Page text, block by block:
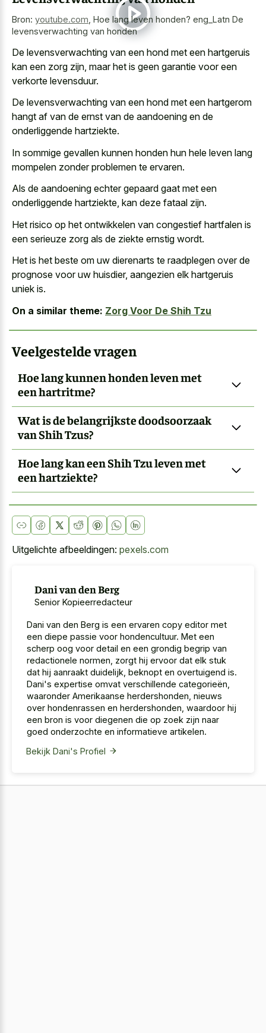
Bron: youtube.com Hoe lang leven honden? eng_Latn De
levensverwachting van honden
De levensverwachting van een hond met een hartgeruis
kan een zorg zijn, maar het is geen garantie voor een
verkorte levensduur.
De levensverwachting van een hond met een hartgerom
hangt af van de ernst van de aandoening en de
onderliggende hartziekte.
In sommige gevallen kunnen honden hun hele leven lang
mompelen zonder problemen te ervaren.
Als de aandoening echtergepaard gaat met een
onderliggende hartziekte, kan deze fataal zijn.
Het risico op het ontwikkelen van congestief hartfalen is
een serieuze zorg als de ziekte ernstig wordt.
Het is het beste om uw dierenarts te raadplegen over de
prognose voor uw huisdier, aangezien elk hartgeruis
uniek is.
On a similar theme: Zorg Voor De Shih Tzu
Veelgestelde vragen
Hoe lang kunnen honden leven met
een hartritme?
Wat is de belangrijkste doodsoorzaak
van Shih Tzus?
Hoe lang kan een Shih Tzu leven met
een hartziekte?
Uitgelichte afbeeldingen: pexels.com
Dani van den Berg
Senior Kopieerredacteur
Dani van den Berg is een ervaren copy editor met
een diepe passie voor hondencultuur. Met een
scherp oog voor detail en een grondig begrip van
redactionele normen, zorgt hij ervoor dat elk stuk
dat hij aanraakt duidelijk, beknopt en overtuigend is.
Dani's expertise omvat verschillende categorieën,
waaronder Amerikaanse herdershonden, nieuws
over hondenrassen en herdershonden, waardoor hij
een bron is voor diegenen die op zoek zijn naar
goed onderzochte en informatieve artikelen.
Bekijk Dani's Profiel